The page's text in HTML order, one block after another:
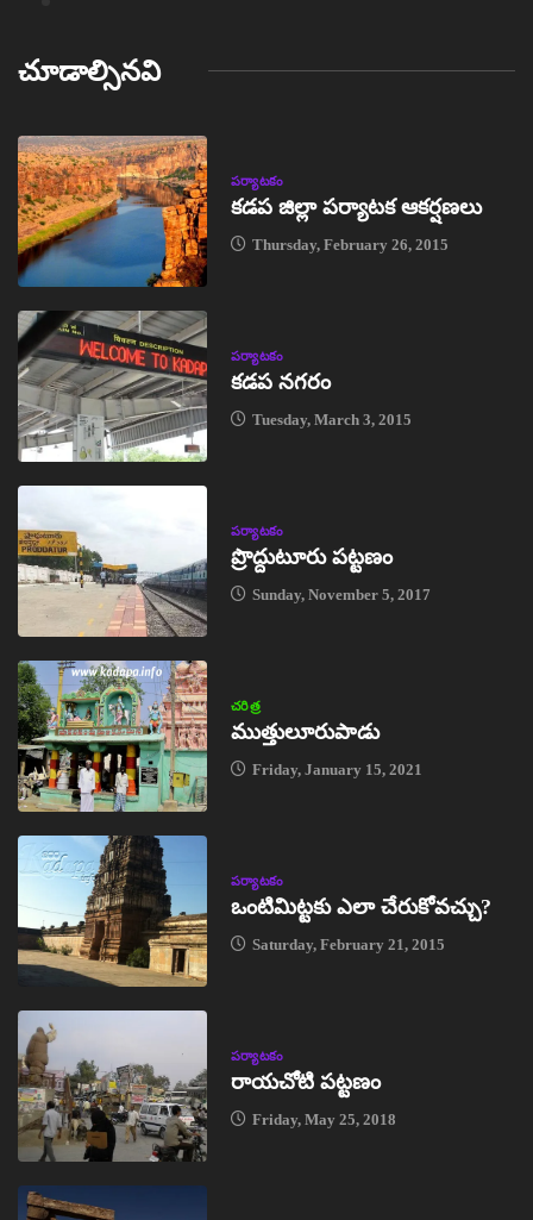
చూడాల్సినవి
పర్యాటకం
కడప జిల్లా పర్యాటక ఆకర్షణలు
Thursday, February 26, 2015
పర్యాటకం
కడప నగరం
Tuesday, March 3, 2015
పర్యాటకం
ప్రొద్దుటూరు పట్టణం
Sunday, November 5, 2017
చరిత్ర
ముత్తులూరుపాడు
Friday, January 15, 2021
పర్యాటకం
ఒంటిమిట్టకు ఎలా చేరుకోవచ్చు?
Saturday, February 21, 2015
పర్యాటకం
రాయచోటి పట్టణం
Friday, May 25, 2018